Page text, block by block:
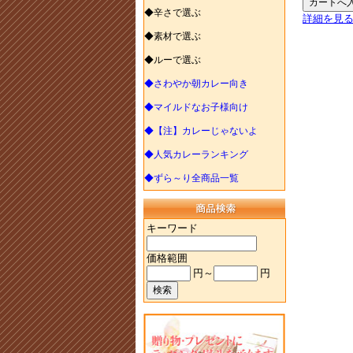
◆辛さで選ぶ
◆素材で選ぶ
◆ルーで選ぶ
◆さわやか朝カレー向き
◆マイルドなお子様向け
◆【注】カレーじゃないよ
◆人気カレーランキング
◆ずら～り全商品一覧
キーワード
価格範囲
円～
円
詳細を見る